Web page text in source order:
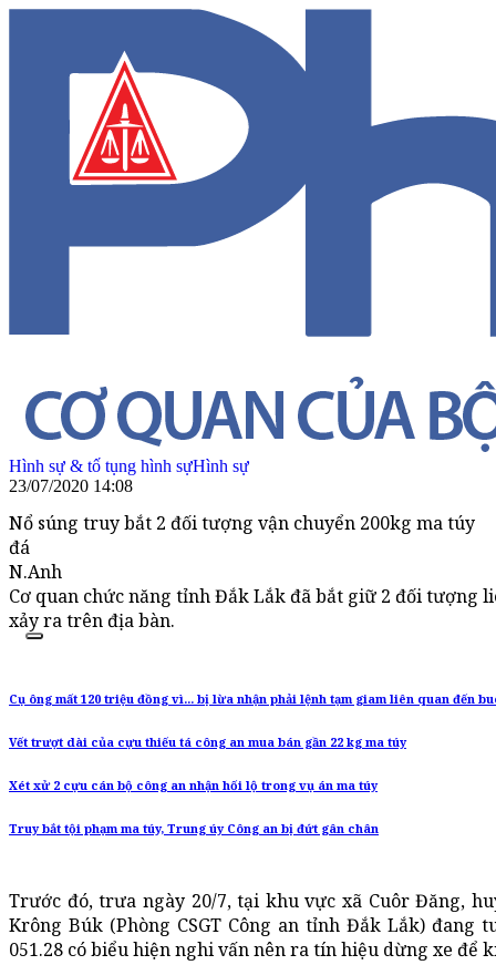
Hình sự & tố tụng hình sựHình sự
23/07/2020 14:08
Nổ súng truy bắt 2 đối tượng vận chuyển 200kg ma túy
đá
N.Anh
Cơ quan chức năng tỉnh Đắk Lắk đã bắt giữ 2 đối tượng
xảy ra trên địa bàn.
Cụ ông mất 120 triệu đồng vì... bị lừa nhận phải lệnh tạm giam liên quan đến
Vết trượt dài của cựu thiếu tá công an mua bán gần 22 kg ma túy
Xét xử 2 cựu cán bộ công an nhận hối lộ trong vụ án ma túy
Truy bắt tội phạm ma túy, Trung úy Công an bị đứt gân chân
Trước đó, trưa ngày 20/7, tại khu vực xã Cuôr Đăng,
Krông Búk (Phòng CSGT Công an tỉnh Đắk Lắk) đang
051.28 có biểu hiện nghi vấn nên ra tín hiệu dừng xe để